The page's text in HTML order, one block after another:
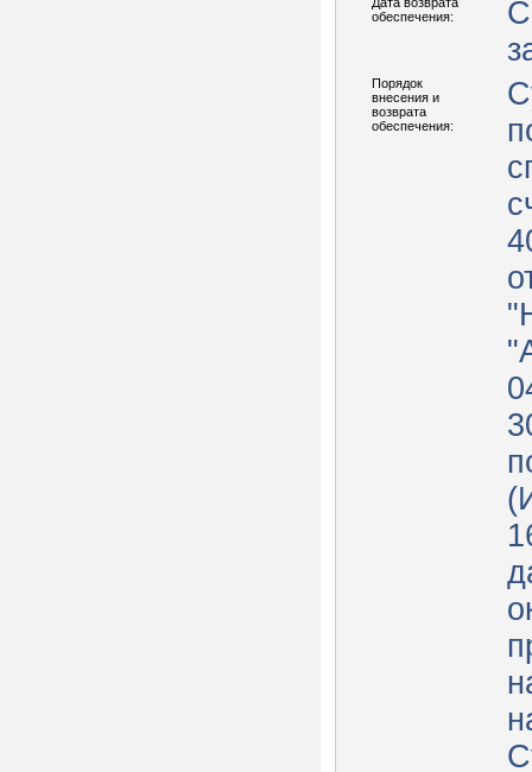
обеспечения:
Порядок
внесения и
возврата
обеспечения: